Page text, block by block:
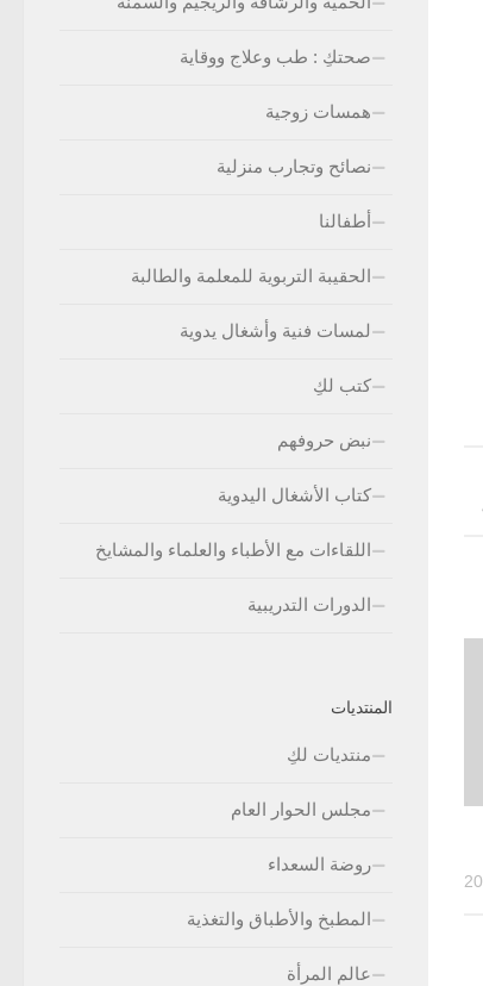
صحتكِ : طب وعلاج ووقاية
همسات زوجية
نصائح وتجارب منزلية
أطفالنا
الحقيبة التربوية للمعلمة والطالبة
لمسات فنية وأشغال يدوية
كتب لكِ
نبض حروفهم
كتاب الأشغال اليدوية
اللقاءات مع الأطباء والعلماء والمشايخ
الدورات التدريبية
المنتديات
منتديات لكِ
مجلس الحوار العام
روضة السعداء
المطبخ والأطباق والتغذية
عالم المرأة